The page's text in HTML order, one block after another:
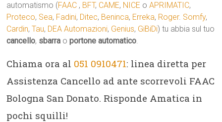
automatismo (FAAC , BFT, CAME, NICE oAPRIMATIC,
Proteco, Sea, Fadini, Ditec, Beninca, Erreka, Roger. Somfy,
Cardin,Tau, DEA Automazioni, Genius, GiBiDi) tu abbia sul tuo
cancello, sbarra oportone automatico.
Chiama ora al 051 0910471: linea diretta per
Assistenza Cancello ad ante scorrevoli FAAC
Bologna San Donato. Risponde Amatica in
pochi squilli!